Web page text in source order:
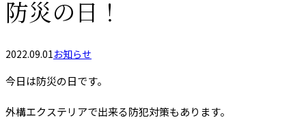
防災の日！
2022.09.01お知らせ
今日は防災の日です。
外構エクステリアで出来る防犯対策もあります。